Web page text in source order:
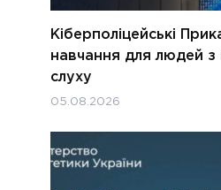
Кіберполіцейські
навчання для людей
слуху
05.08.2026